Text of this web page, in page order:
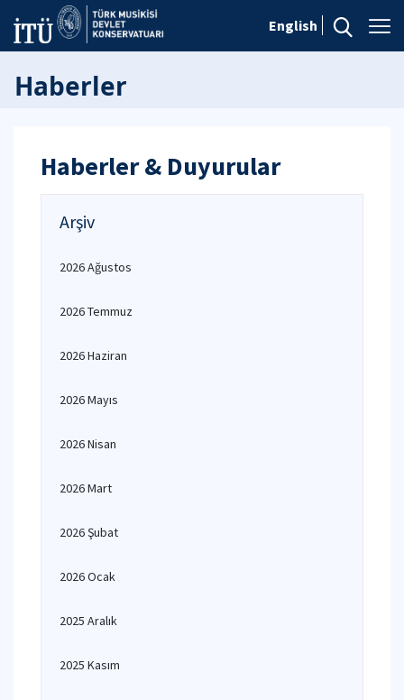
English
Haberler
Haberler & Duyurular
Arşiv
2026 Ağustos
2026 Temmuz
2026 Haziran
2026 Mayıs
2026 Nisan
2026 Mart
2026 Şubat
2026 Ocak
2025 Aralık
2025 Kasım